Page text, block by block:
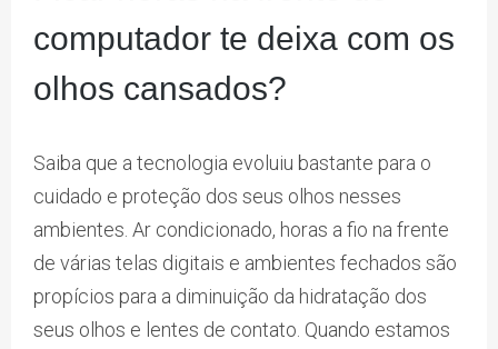
computador te deixa com os
olhos cansados?
Saiba que a tecnologia evoluiu bastante para o
cuidado e proteção dos seus olhos nesses
ambientes. Ar condicionado, horas a fio na frente
de várias telas digitais e ambientes fechados são
propícios para a diminuição da hidratação dos
seus olhos e lentes de contato. Quando estamos